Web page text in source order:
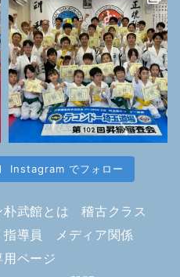
Instagram でフォロー
朴武館とは
稽古クラス
導員
メディア関係
ページ